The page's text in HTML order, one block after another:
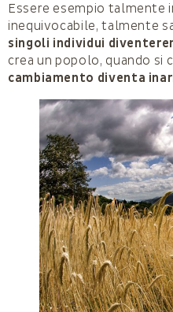
Essere esempio talmente
inequivocabile, talmente
singoli individui
crea un popolo, quando si
cambiamento diventa